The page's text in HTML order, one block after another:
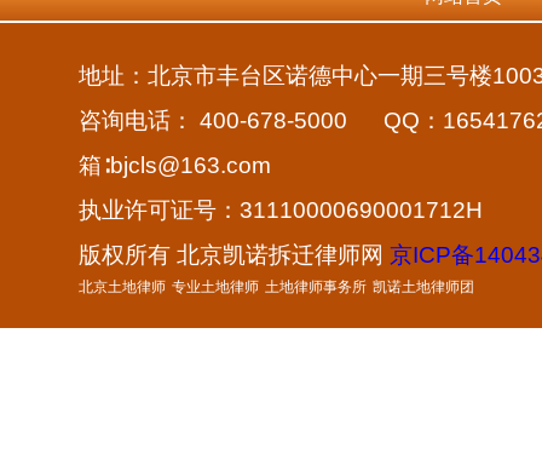
地址：北京市丰台区诺德中心一期三号楼
咨询电话： 400-678-5000 QQ：
箱∶bjcls@163.com
执业许可证号：31110000690001712H
版权所有 北京凯诺拆迁律师网 京ICP备
北京土地律师 专业土地律师 土地律师事务所 凯诺土地律师团